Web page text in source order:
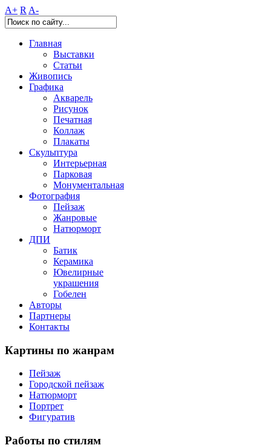
A+ R A-
Главная
Выставки
Статьи
Живопись
Графика
Акварель
Рисунок
Печатная
Коллаж
Плакаты
Скульптура
Интерьерная
Парковая
Монументальная
Фотография
Пейзаж
Жанровые
Натюрморт
ДПИ
Батик
Керамика
Ювелирные
украшения
Гобелен
Авторы
Партнеры
Контакты
Картины по жанрам
Пейзаж
Городской пейзаж
Натюрморт
Портрет
Фигуратив
Работы по стилям